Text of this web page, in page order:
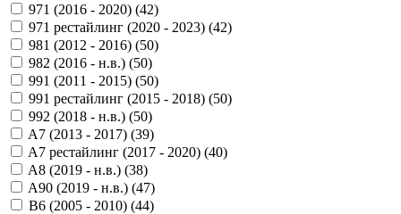
971 (2016 - 2020) (42)
971 рестайлинг (2020 - 2023) (42)
981 (2012 - 2016) (50)
982 (2016 - н.в.) (50)
991 (2011 - 2015) (50)
991 рестайлинг (2015 - 2018) (50)
992 (2018 - н.в.) (50)
A7 (2013 - 2017) (39)
A7 рестайлинг (2017 - 2020) (40)
A8 (2019 - н.в.) (38)
A90 (2019 - н.в.) (47)
B6 (2005 - 2010) (44)